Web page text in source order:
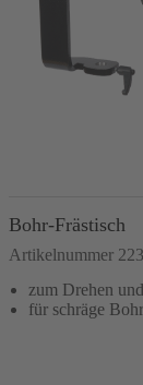
Bohr-Frästisch
Artikelnummer
zum Drehen
für schräge